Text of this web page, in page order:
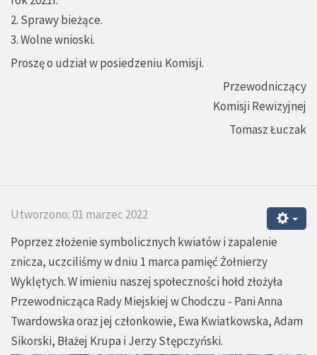
2. Sprawy bieżące.
3. Wolne wnioski.
Proszę o udział w posiedzeniu Komisji.
Przewodniczący
Komisji Rewizyjnej
Tomasz Łuczak
Utworzono: 01 marzec 2022
Poprzez złożenie symbolicznych kwiatów i zapalenie
znicza, uczciliśmy w dniu 1 marca pamięć Żołnierzy
Wyklętych. W imieniu naszej społeczności hołd złożyła
Przewodnicząca Rady Miejskiej w Chodczu - Pani Anna
Twardowska oraz jej członkowie, Ewa Kwiatkowska, Adam
Sikorski, Błażej Krupa i Jerzy Stępczyński.